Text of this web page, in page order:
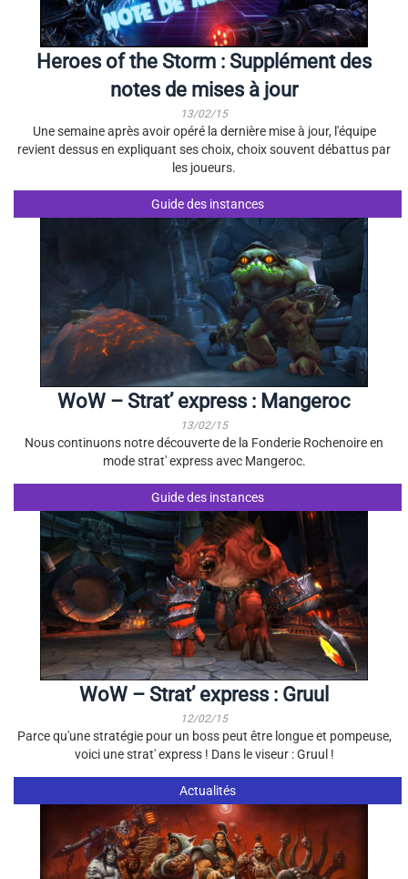
Heroes of the Storm : Supplément des
notes de mises à jour
13/02/15
Une semaine après avoir opéré la dernière mise à jour, l'équipe
revient dessus en expliquant ses choix, choix souvent débattus par
les joueurs.
Guide des instances
WoW – Strat’ express : Mangeroc
13/02/15
Nous continuons notre découverte de la Fonderie Rochenoire en
mode strat' express avec Mangeroc.
Guide des instances
WoW – Strat’ express : Gruul
12/02/15
Parce qu'une stratégie pour un boss peut être longue et pompeuse,
voici une strat' express ! Dans le viseur : Gruul !
Actualités